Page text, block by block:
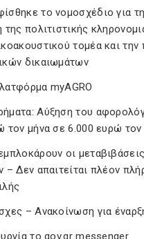
το νομοσχέδιο για τη
της πολιτιστικής
τομέα και
δικαιωμάτων
myAGRO
Αύξηση του
τον μήνα σε 6.000 ευρώ τον
οι
– Δεν απαιτείται πλέον
– Ανακοίνωση για
το gov.gr messenger